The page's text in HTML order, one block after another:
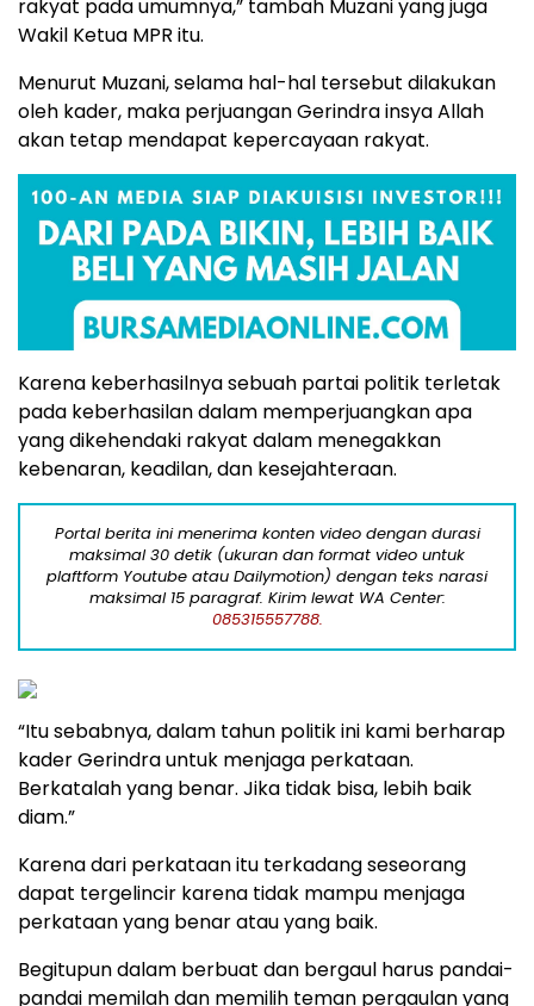
rakyat pada umumnya,” tambah Muzani yang juga
Wakil Ketua MPR itu.
Menurut Muzani, selama hal-hal tersebut dilakukan
oleh kader, maka perjuangan Gerindra insya Allah
akan tetap mendapat kepercayaan rakyat.
Karena keberhasilnya sebuah partai politik terletak
pada keberhasilan dalam memperjuangkan apa
yang dikehendaki rakyat dalam menegakkan
kebenaran, keadilan, dan kesejahteraan.
Portal berita ini menerima konten video dengan durasi
maksimal 30 detik (ukuran dan format video untuk
plaftform Youtube atau Dailymotion) dengan teks narasi
maksimal 15 paragraf. Kirim lewat WA Center:
085315557788.
“Itu sebabnya, dalam tahun politik ini kami berharap
kader Gerindra untuk menjaga perkataan.
Berkatalah yang benar. Jika tidak bisa, lebih baik
diam.”
Karena dari perkataan itu terkadang seseorang
dapat tergelincir karena tidak mampu menjaga
perkataan yang benar atau yang baik.
Begitupun dalam berbuat dan bergaul harus pandai-
pandai memilah dan memilih teman pergaulan yang